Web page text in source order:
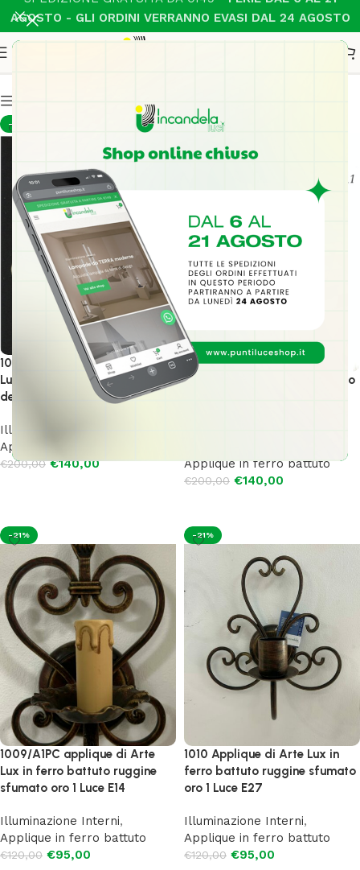
AGOSTO - GLI ORDINI VERRANNO EVASI DAL 24 AGOSTO
Applique in ferro battuto
-30%
1009 Applique di Arte Lux 1
Luce E27 in ferro battuto
decoro avorio sfumato oro
Illuminazione Interni
Applique in ferro battuto
€200,00 €140,00
-30%
1009 Applique in ferro battuto
Applique in ferro battuto
€200,00 €140,00
-21%
1009/A1PC applique di Arte
Lux in ferro battuto ruggine
sfumato oro 1 Luce E14
Illuminazione Interni,
Applique in ferro battuto
€120,00 €95,00
-21%
1010 Applique di Arte Lux in
ferro battuto ruggine sfumato
oro 1 Luce E27
Illuminazione Interni,
Applique in ferro battuto
€120,00 €95,00